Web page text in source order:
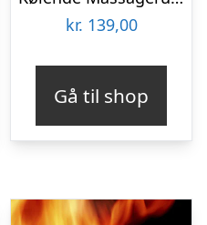
kr. 139,00
Gå til shop